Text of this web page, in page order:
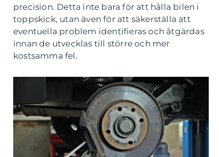
precision. Detta inte bara för att hålla bilen i
toppskick, utan även för att säkerställa att
eventuella problem identifieras och åtgärdas
innan de utvecklas till större och mer
kostsamma fel.